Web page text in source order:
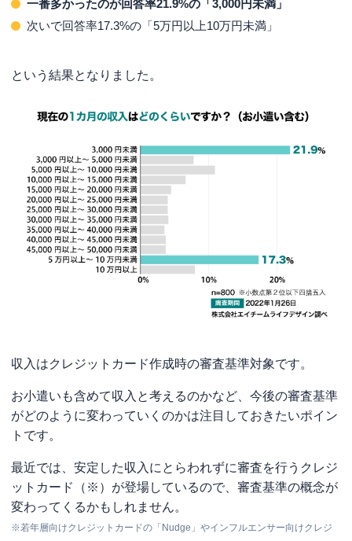
一番多かったのが回答率21.9%の「3,000円未満」
次いで回答率17.3%の「5万円以上10万円未満」
という結果となりました。
収入はクレジットカード作成時の審査基準対象です。
お小遣いも含めて収入と考えるのかなど、今後の審査基準
がどのように変わっていくのかは注目しておきたいポイン
トです。
最近では、安定した収入にとらわれずに審査を行うクレジ
ットカード（※）が登場しているので、審査基準の概念が
変わってくるかもしれません。
※若年層向けクレジットカードの「Nudge」やインフルエンサー向けクレジ